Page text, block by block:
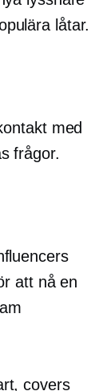
låtar.
med
frågor.
att nå en
covers